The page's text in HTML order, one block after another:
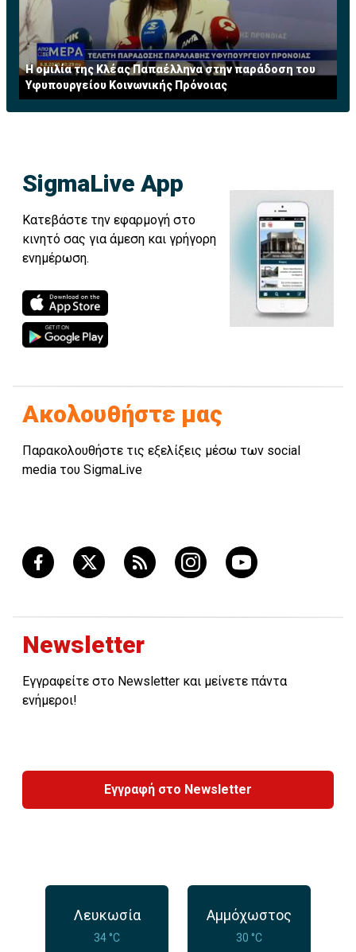
Η ομιλία της Κλέας Παπαέλληνα στην παράδοση του
Υφυπουργείου Κοινωνικής Πρόνοιας
SigmaLive App
Κατεβάστε την εφαρμογή στο
κινητό σας για άμεση και γρήγορη
ενημέρωση.
Ακολουθήστε μας
Παρακολουθήστε τις εξελίξεις μέσω των social
media του SigmaLive
Newsletter
Εγγραφείτε στο Newsletter και μείνετε πάντα
ενήμεροι!
Εγγραφή στο Newsletter
Λευκωσία
34 °C
Αμμόχωστος
30 °C